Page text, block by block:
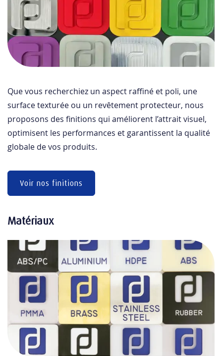
Que vous recherchiez un aspect raffiné et poli, une
surface texturée ou un revêtement protecteur, nous
proposons des finitions qui améliorent l’attrait visuel,
optimisent les performances et garantissent la qualité
globale de vos produits.
Voir nos finitions
Matériaux